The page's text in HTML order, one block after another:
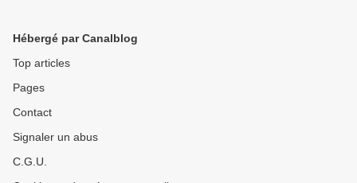
Hébergé par Canalblog
Top articles
Pages
Contact
Signaler un abus
C.G.U.